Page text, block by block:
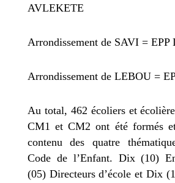
AVLEKETE
Arrondissement de SAVI =
Arrondissement de LEBOU =
Au total, 462 écoliers et
CM1 et CM2 ont été formés
contenu des quatre
Code de l’Enfant. Dix (10)
(05) Directeurs d’école et Dix